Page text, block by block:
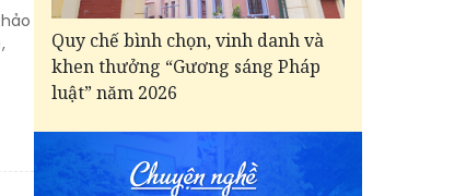
Quy chế bình chọn, vinh danh và
khen thưởng “Gương sáng Pháp
luật” năm 2026